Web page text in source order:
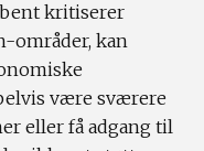
kritiserer
områder, kan
være sværere
eller få adgang til